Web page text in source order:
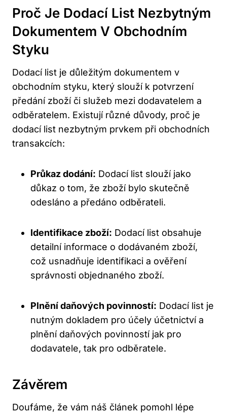
Proč Je Dodací List Nezbytným
Dokumentem V Obchodním
Styku
Dodací list je důležitým dokumentem v
obchodním styku, který slouží k potvrzení
předání zboží či služeb mezi dodavatelem a
odběratelem. Existují různé důvody, proč je
dodací list nezbytným prvkem při obchodních
transakcích:
Průkaz dodání: Dodací list slouží jako
důkaz o tom, že zboží bylo skutečně
odesláno a předáno odběrateli.
Identifikace zboží: Dodací list obsahuje
detailní informace o dodávaném zboží,
což usnadňuje identifikaci a ověření
správnosti objednaného zboží.
Plnění daňových povinností: Dodací list je
nutným dokladem pro účely účetnictví a
plnění daňových povinností jak pro
dodavatele, tak pro odběratele.
Závěrem
Doufáme, že vám náš článek pomohl lépe